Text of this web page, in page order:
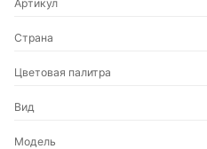
Артикул
Страна
Цветовая палитра
Вид
Модель